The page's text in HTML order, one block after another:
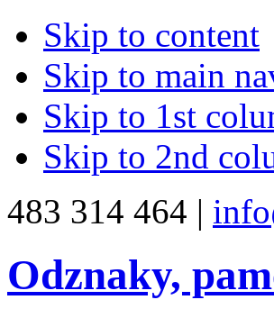
Skip to content
Skip to main
Skip to 1st
Skip to 2nd
483 314 464 |
Odznaky,